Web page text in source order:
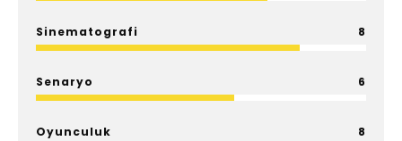
Sinematografi 8
Senaryo 6
Oyunculuk 8